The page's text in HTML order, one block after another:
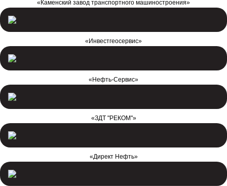
«Каменский завод транспортного машиностроения»
«Инвестгеосервис»
«Нефть-Сервис»
«ЗДТ "РЕКОМ"»
«Директ Нефть»